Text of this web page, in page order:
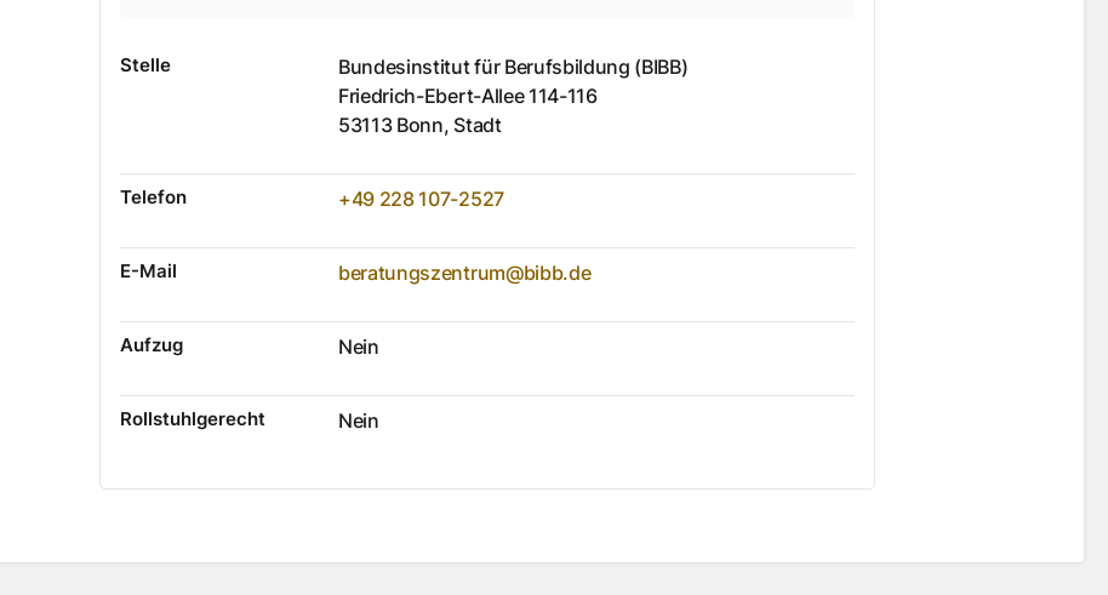
Stelle
Bundesinstitut für Berufsbildung (BIBB)
Friedrich-Ebert-Allee 114-116
53113 Bonn, Stadt
Telefon +49 228 107-2527
E-Mail beratungszentrum@bibb.de
Aufzug Nein
Rollstuhlgerecht Nein